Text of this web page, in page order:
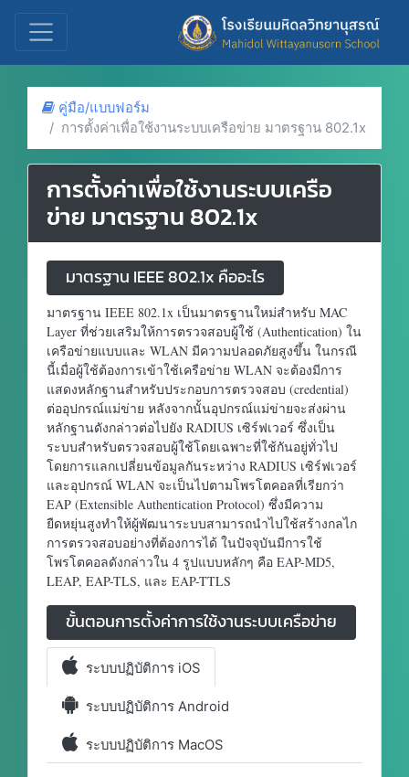
คู่มือ/แบบฟอร์ม
การตั้งค่าเพื่อใช้งานระบบเครือข่าย มาตรฐาน 802.1x
การตั้งค่าเพื่อใช้งานระบบเครือ
ข่าย มาตรฐาน 802.1x
มาตรฐาน IEEE 802.1x คืออะไร
มาตรฐาน IEEE 802.1x เป็นมาตรฐานใหม่สำหรับ MAC
Layer ที่ช่วยเสริมให้การตรวจสอบผู้ใช้ (Authentication) ใน
เครือข่ายแบบและ WLAN มีความปลอดภัยสูงขึ้น ในกรณี
นี้เมื่อผู้ใช้ต้องการเข้าใช้เครือข่าย WLAN จะต้องมีการ
แสดงหลักฐานสำหรับประกอบการตรวจสอบ (credential)
ต่ออุปกรณ์แม่ข่าย หลังจากนั้นอุปกรณ์แม่ข่ายจะส่งผ่าน
หลักฐานดังกล่าวต่อไปยัง RADIUS เซิร์ฟเวอร์ ซึ่งเป็น
ระบบสำหรับตรวจสอบผู้ใช้โดยเฉพาะที่ใช้กันอยู่ทั่วไป
โดยการแลกเปลี่ยนข้อมูลกันระหว่าง RADIUS เซิร์ฟเวอร์
และอุปกรณ์ WLAN จะเป็นไปตามโพรโตคอลที่เรียกว่า
EAP (Extensible Authentication Protocol) ซึ่งมีความ
ยืดหยุ่นสูงทำให้ผู้พัฒนาระบบสามารถนำไปใช้สร้างกลไก
การตรวจสอบอย่างที่ต้องการได้ ในปัจจุบันมีการใช้
โพรโตคอลดังกล่าวใน 4 รูปแบบหลักๆ คือ EAP-MD5,
LEAP, EAP-TLS, และ EAP-TTLS
ขั้นตอนการตั้งค่าการใช้งานระบบเครือข่าย
ระบบปฏิบัติการ iOS
ระบบปฏิบัติการ Android
ระบบปฏิบัติการ MacOS